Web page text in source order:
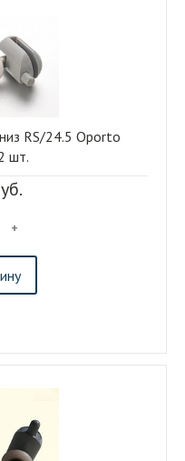
+
RS/24.5 Oporto
шт.